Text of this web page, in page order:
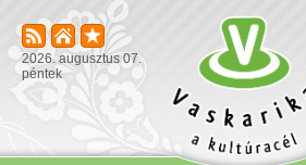
2026. augusztus 07.
péntek